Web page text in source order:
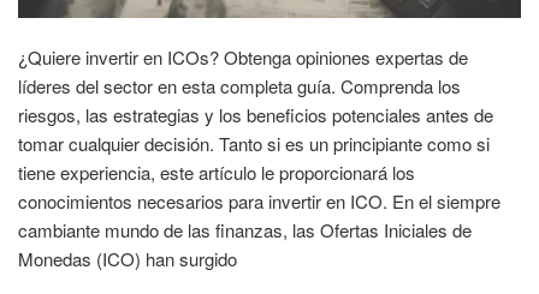
¿Quiere invertir en ICOs? Obtenga opiniones expertas de
líderes del sector en esta completa guía. Comprenda los
riesgos, las estrategias y los beneficios potenciales antes de
tomar cualquier decisión. Tanto si es un principiante como si
tiene experiencia, este artículo le proporcionará los
conocimientos necesarios para invertir en ICO. En el siempre
cambiante mundo de las finanzas, las Ofertas Iniciales de
Monedas (ICO) han surgido